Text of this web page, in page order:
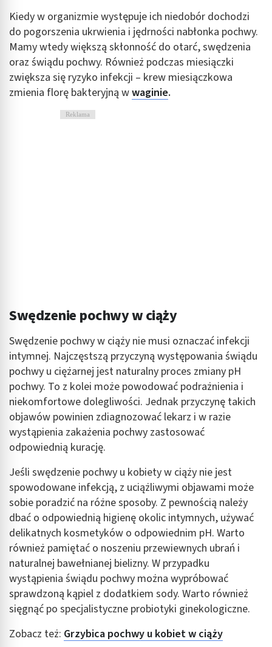
Kiedy w organizmie występuje ich niedobór dochodzi
do pogorszenia ukrwienia i jędrności nabłonka pochwy.
Mamy wtedy większą skłonność do otarć, swędzenia
oraz świądu pochwy. Również podczas miesiączki
zwiększa się ryzyko infekcji – krew miesiączkowa
zmienia florę bakteryjną wwaginie.
Reklama
Swędzenie pochwy w ciąży
Swędzenie pochwy w ciąży nie musi oznaczać infekcji
intymnej. Najczęstszą przyczyną występowania świądu
pochwy u ciężarnej jest naturalny proces zmiany pH
pochwy. To z kolei może powodować podrażnienia i
niekomfortowe dolegliwości. Jednak przyczynę takich
objawów powinien zdiagnozować lekarz i w razie
wystąpienia zakażenia pochwy zastosować
odpowiednią kurację.
Jeśli swędzenie pochwy u kobiety w ciąży nie jest
spowodowane infekcją, z uciążliwymi objawami może
sobie poradzić na różne sposoby. Z pewnością należy
dbać o odpowiednią higienę okolic intymnych, używać
delikatnych kosmetyków o odpowiednim pH. Warto
również pamiętać o noszeniu przewiewnych ubrań i
naturalnej bawełnianej bielizny. W przypadku
wystąpienia świądu pochwy można wypróbować
sprawdzoną kąpiel z dodatkiem sody. Warto również
sięgnąć po specjalistyczne probiotyki ginekologiczne.
Zobacz też: Grzybica pochwy u kobiet w ciąży